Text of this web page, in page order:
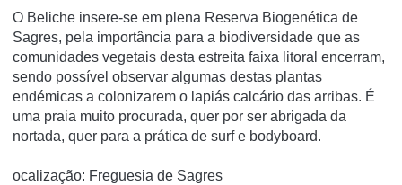
O Beliche insere-se em plena Reserva Biogenética de
Sagres, pela importância para a biodiversidade que as
comunidades vegetais desta estreita faixa litoral encerram,
sendo possível observar algumas destas plantas
endémicas a colonizarem o lapiás calcário das arribas. É
uma praia muito procurada, quer por ser abrigada da
nortada, quer para a prática de surf e bodyboard.
ocalização: Freguesia de Sagres